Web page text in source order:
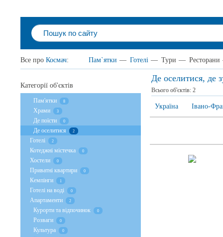
Все про Космач: Пам`ятки — Готелі — Тури — Ресторани
Де оселитися, де
Всього об'єктів: 2
Україна Івано-
Категорії об'єктів
Пам'ятки 8
Храми 3
Де поїсти 0
Де оселитися 2
Готелі 2
Котеджні містечка 0
Хостели 0
Приватні квартири 0
Кемпінги 1
Готелі на воді 0
Апартаменти 2
Курорти та відпочинок 0
Розваги 0
Культура 0